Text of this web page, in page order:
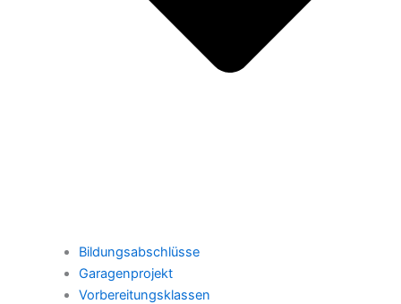
Bildungsabschlüsse
Garagenprojekt
Vorbereitungsklassen